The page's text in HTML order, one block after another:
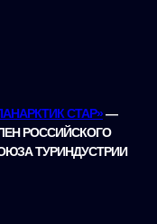
СТАР»—
РОССИЙСКОГО
ТУРИНДУСТРИИ